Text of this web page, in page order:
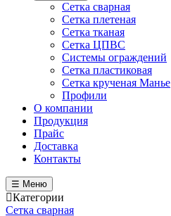
Сетка сварная
Сетка плетеная
Сетка тканая
Сетка ЦПВС
Системы ограждений
Сетка пластиковая
Сетка крученая Манье
Профили
О компании
Продукция
Прайс
Доставка
Контакты
☰ Меню
Категории
Сетка сварная